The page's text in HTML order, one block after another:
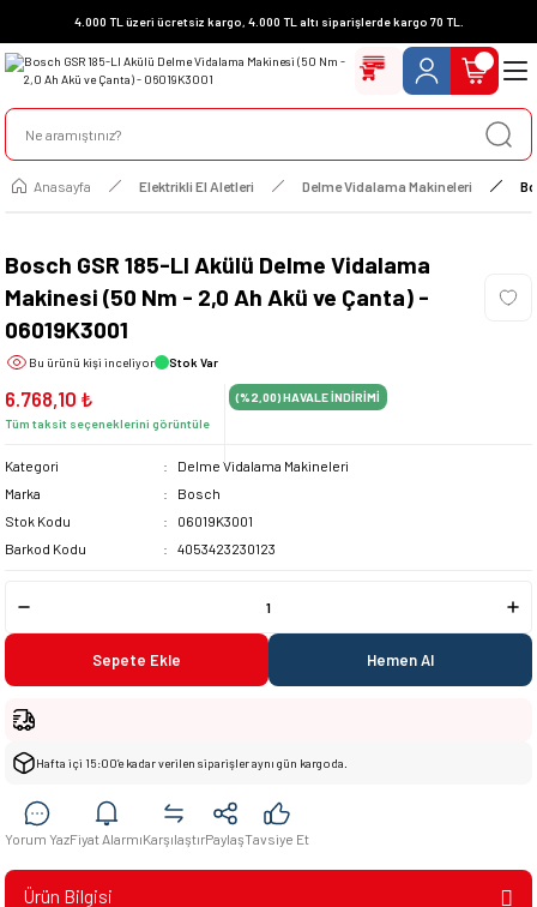
4.000 TL üzeri ücretsiz kargo, 4.000 TL altı siparişlerde kargo 70 TL.
Anasayfa Elektrikli El Aletleri Delme Vidalama Makineleri
Bosch GSR 185-LI Akülü Delme Vidalama
Makinesi (50 Nm - 2,0 Ah Akü ve Çanta) -
06019K3001
Bu ürünü kişi inceliyor Stok Var
6.768,10 ₺
Tüm taksit seçeneklerini görüntüle
(%2,00)HAVALE İNDİRİMİ
Kategori
Delme Vidalama Makineleri
Marka
Bosch
Stok Kodu
06019K3001
Barkod Kodu
4053423230123
Sepete Ekle Hemen Al
Hafta içi 15:00’e kadar verilen siparişler aynı gün kargoda.
Yorum YazFiyat AlarmıKarşılaştırPaylaşTavsiye Et
Ürün Bilgisi